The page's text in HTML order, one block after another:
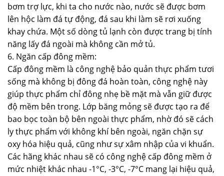
bơm trợ lực, khi ta cho nước nào, nước sẽ được bơm
lên hộc làm đá tự động, đá sau khi làm sẽ rơi xuống
khay chứa. Một số dòng tủ lạnh còn được trang bị tính
năng lấy đá ngoài mà không cần mở tủ.
6. Ngăn cấp đông mềm:
Cấp đông mềm là công nghệ bảo quản thực phẩm tươi
sống mà không bị đông đá hoàn toàn, công nghệ này
giúp thực phẩm chỉ đông nhẹ bề mặt mà vẫn giữ được
độ mềm bên trong. Lớp băng mỏng sẽ được tạo ra để
bao bọc toàn bộ bên ngoài thực phẩm, nhờ đó sẽ cách
ly thực phẩm với không khí bên ngoài, ngăn chặn sự
oxy hóa hiệu quả, cũng như sự xâm nhập của vi khuẩn.
Các hãng khác nhau sẽ có công nghệ cấp đông mềm ở
mức nhiệt khác nhau -1°C, -3°C, -7°C mang lại hiệu quả,